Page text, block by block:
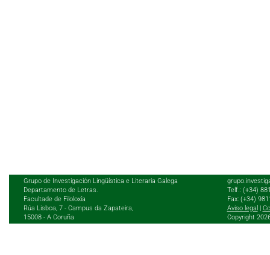
Grupo de Investigación Lingüística e Literaria Galega
Departamento de Letras.
Facultade de Filoloxía
Rúa Lisboa, 7 - Campus da Zapateira,
15008 - A Coruña
Telf.: (+34)
Fax: (+34)
Aviso legal
Copyright